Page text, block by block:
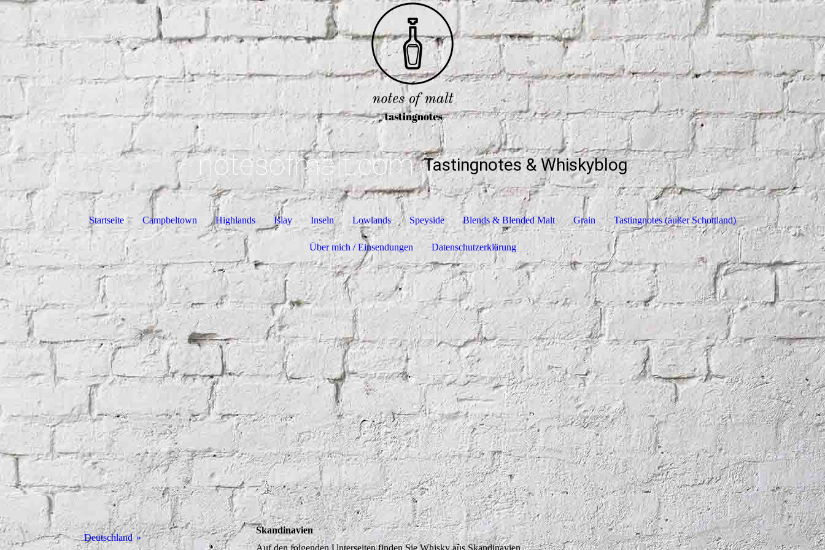
notesofmalt.com Tastingnotes & Whiskyblog
Startseite Campbeltown Highlands Islay Inseln Lowlands Speyside Blends & Blended Malt Grain Tastingnotes (außer Schottland)
Über mich / Einsendungen Datenschutzerklärung
Deutschland
Skandinavien